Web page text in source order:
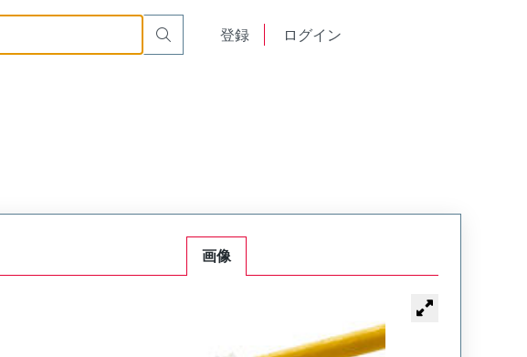
登録 ログイン
画像